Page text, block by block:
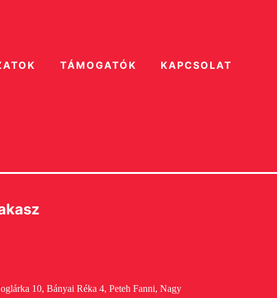
TÁMOGATÓK KAPCSOLAT
10, Bányai Réka 4, Peteh Fanni, Nagy